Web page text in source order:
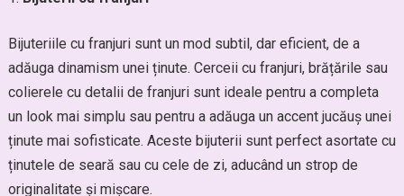
Bijuteriile cu franjuri sunt un mod subtil, dar eficient, de a
adăuga dinamism unei ținute. Cerceii cu franjuri, brățările sau
colierele cu detalii de franjuri sunt ideale pentru a completa
un look mai simplu sau pentru a adăuga un accent jucăuș unei
ținute mai sofisticate. Aceste bijuterii sunt perfect asortate cu
ținutele de seară sau cu cele de zi, aducând un strop de
originalitate și mișcare.